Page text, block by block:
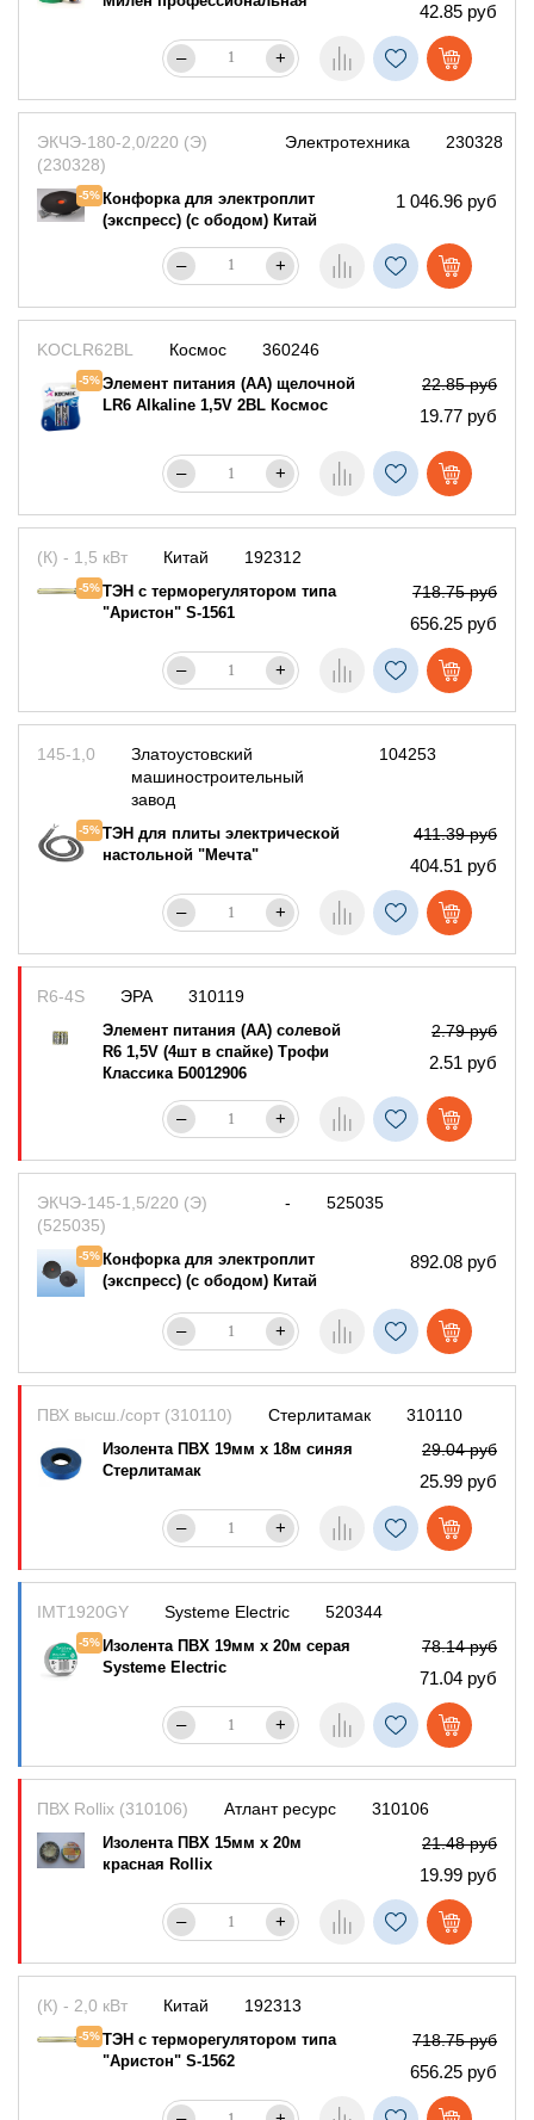
42.85 руб
– +
230328
ЭКЧЭ-180-2,0/220 (Э)
(230328)
-5%Конфорка для электроплит
(экспресс) (с ободом) Китай
1 046.96 руб
Электротехника
– +
360246
KOCLR62BL
-5%Элемент питания (AA) щелочной
LR6 Alkaline 1,5V 2BL Космос
22.85 руб
19.77 руб
Космос
– +
192312
(К) - 1,5 кВт
-5%ТЭН с терморегулятором типа
"Аристон" S-1561
718.75 руб
656.25 руб
Китай
– +
104253
145-1,0
-5%ТЭН для плиты электрической
настольной "Мечта"
411.39 руб
404.51 руб
Златоустовский
машиностроительный
завод
– +
310119
R6-4S
Элемент питания (AA) солевой
R6 1,5V (4шт в спайке) Трофи
Классика Б0012906
2.79 руб
2.51 руб
ЭРА
– +
525035
ЭКЧЭ-145-1,5/220 (Э)
(525035)
-5% Конфорка для электроплит
(экспресс) (с ободом) Китай
892.08 руб
-
– +
310110
ПВХ высш./сорт (310110)
Изолента ПВХ 19мм х 18м синяя
Стерлитамак
29.04 руб
25.99 руб
Стерлитамак
– +
520344
IMT1920GY
-5% Изолента ПВХ 19мм х 20м серая
Systeme Electric
78.14 руб
71.04 руб
Systeme Electric
– +
310106
ПВХ Rollix (310106)
Изолента ПВХ 15мм х 20м
красная Rollix
21.48 руб
19.99 руб
Атлант ресурс
– +
192313
(К) - 2,0 кВт
-5%ТЭН с терморегулятором типа
"Аристон" S-1562
718.75 руб
656.25 руб
Китай